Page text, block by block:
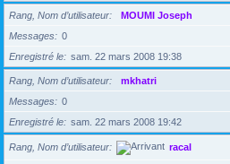
Rang, Nom d’utilisateur
MOUMI Joseph
Messages
0
Enregistré le
sam. 22 mars 2008 19:38
Rang, Nom d’utilisateur
mkhatri
Messages
0
Enregistré le
sam. 22 mars 2008 19:42
Rang, Nom d’utilisateur racal